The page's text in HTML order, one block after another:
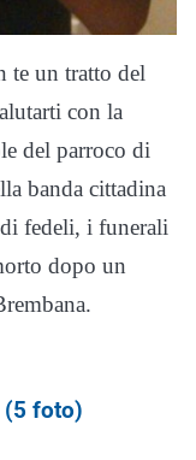
te un tratto del
con la
del parroco di
banda cittadina
fedeli, i funerali
dopo un
(5 foto)